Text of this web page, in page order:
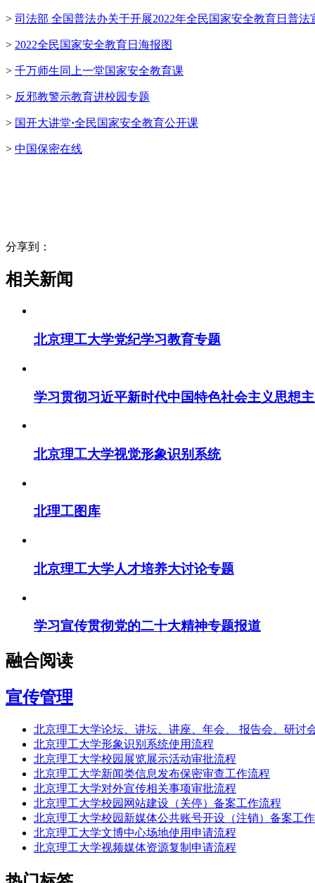
> 司法部 全国普法办关于开展2022年全民国家安全教育日普法
> 2022全民国家安全教育日海报图
> 千万师生同上一堂国家安全教育课
> 反邪教警示教育进校园专题
> 国开大讲堂·全民国家安全教育公开课
> 中国保密在线
分享到：
相关新闻
北京理工大学党纪学习教育专题
学习贯彻习近平新时代中国特色社会主义思想
北京理工大学视觉形象识别系统
北理工图库
北京理工大学人才培养大讨论专题
学习宣传贯彻党的二十大精神专题报道
融合阅读
宣传管理
北京理工大学论坛、讲坛、讲座、年会、 报告会、研讨
北京理工大学形象识别系统使用流程
北京理工大学校园展览展示活动审批流程
北京理工大学新闻类信息发布保密审查工作流程
北京理工大学对外宣传相关事项审批流程
北京理工大学校园网站建设（关停）备案工作流程
北京理工大学校园新媒体公共账号开设（注销）备案工
北京理工大学文博中心场地使用申请流程
北京理工大学视频媒体资源复制申请流程